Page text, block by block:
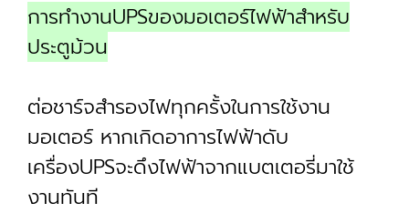
การทำงานUPSของมอเตอร์ไฟฟ้าสำหรับ
ประตูม้วน
ต่อชาร์จสำรองไฟทุกครั้งในการใช้งาน
มอเตอร์ หากเกิดอาการไฟฟ้าดับ
เครื่องUPSจะดึงไฟฟ้าจากแบตเตอรี่มาใช้
งานทันที